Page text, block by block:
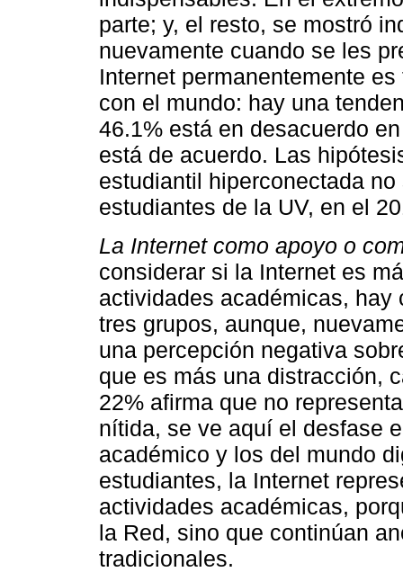
parte; y, el resto, se mostró
nuevamente cuando se les
Internet permanentemente
con el mundo: hay una
46.1% está en desacuerdo
está de acuerdo. Las
estudiantil hiperconectada
estudiantes de la UV, en el
La Internet como apoyo o
considerar si la Internet es
actividades académicas,
tres grupos, aunque,
una percepción negativa
que es más una distracción,
22% afirma que no
nítida, se ve aquí el desfase
académico y los del mundo
estudiantes, la Internet
actividades académicas,
la Red, sino que continúan
tradicionales.